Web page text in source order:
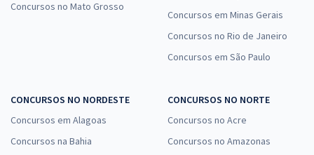
Concursos no Mato Grosso
Concursos em Minas Gerais
Concursos no Rio de Janeiro
Concursos em São Paulo
CONCURSOS NO NORDESTE
Concursos em Alagoas
Concursos na Bahia
CONCURSOS NO NORTE
Concursos no Acre
Concursos no Amazonas